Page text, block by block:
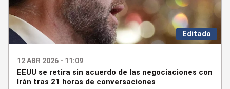
Editado
12 ABR 2026 - 11:09
EEUU se retira sin acuerdo de las negociaciones con
Irán tras 21 horas de conversaciones